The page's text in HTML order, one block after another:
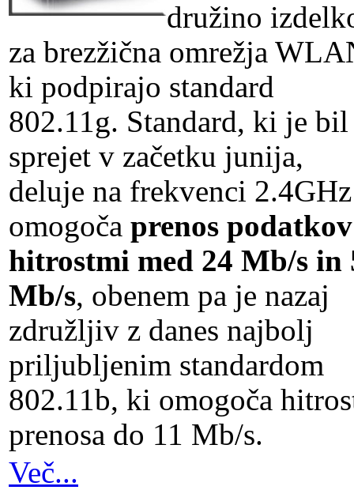
družino
za brezžična omrežja
ki podpirajo standard
802.11g. Standard, ki je bil
sprejet v začetku junija,
deluje na frekvenci
omogoča prenos
hitrostmi med 24 Mb/s in
Mb/s, obenem pa je nazaj
združljiv z danes najbolj
priljubljenim standardom
802.11b, ki omogoča
prenosa do 11 Mb/s.
Več...